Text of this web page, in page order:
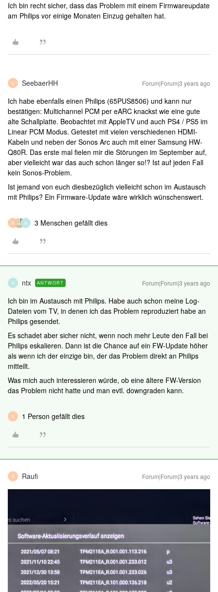
Ich bin recht sicher, dass das Problem mit einem Firmwareupdate
am Philips vor einige Monaten Einzug gehalten hat.
S SeebaerHH Forum|Forum|3 years ago
Ich habe ebenfalls einen Philips (65PUS8506) und kann nur
bestätigen: Multichannel PCM per eARC knackst wie eine gute
alte Schallplatte. Beobachtet mit AppleTV und auch PS4 / PS5 im
Linear PCM Modus. Getestet mit vielen verschiedenen HDMI-
Kabeln und neben der Sonos Arc auch mit einer Samsung HW-
Q80R. Das erste mal fielen mir die Störungen im September auf,
aber vielleicht war das auch schon länger so!? Ist auf jeden Fall
kein Sonos-Problem.
Ist jemand von euch diesbezüglich vielleicht schon im Austausch
mit Philips? Ein Firmware-Update wäre wirklich wünschenswert.
R N 3 Menschen gefällt dies
N ntx ANTWORT Forum|Forum|3 years ago
Ich bin im Austausch mit Philips. Habe auch schon meine Log-
Dateien vom TV, in denen ich das Problem reproduziert habe an
Philips gesendet.
Es schadet aber sicher nicht, wenn noch mehr Leute den Fall bei
Philips eskalieren. Dann ist die Chance auf ein FW-Update höher
als wenn ich der einzige bin, der das Problem direkt an Philips
mitteilt.
Was mich auch interessieren würde, ob eine ältere FW-Version
das Problem nicht hatte und man evtl. downgraden kann.
R 1 Person gefällt dies
R Raufi Forum|Forum|3 years ago